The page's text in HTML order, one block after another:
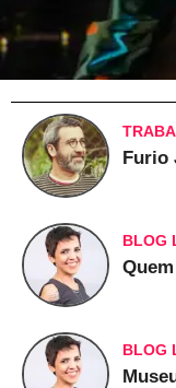
Furio
BLOG
BLOG